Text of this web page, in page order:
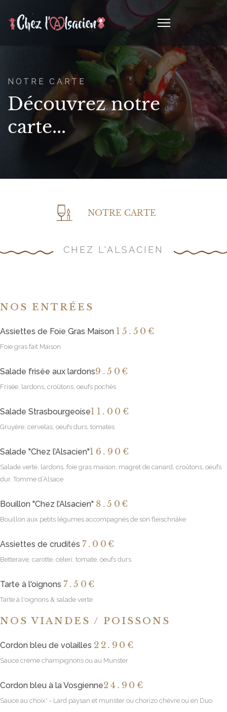
NOTRE CARTE
Découvrez notre
carte...
NOTRE CARTE
CHEZ L'ALSACIEN
NOS ENTRÉES
Assiettes de Foie Gras Maison 15 .50€
Foie gras fait Maison
Salade frisée aux lardons9 .50€
Frisée, lardons, croûtons, oeufs pochés
Salade Strasbourgeoise11 .00€
Gruyère, cervelas, oeufs durs, tomates
Salade "Chez l’Alsacien"16 .90€
Salade verte, lardons, foie gras maison, magret de canard, croûtons, oeufs
dur, Tomme d’Alsace
Bouillon "Chez l’Alsacien" 8 .50€
Bouillon aux petits légumes accompagnés de son fleischnäke
Assiettes de crudités 7.00€
Betterave, carotte, céleri, tomate, oeufs durs
Tarte à l'oignons 7.50€
Tarte à l'oignons & salade verte
NOS VIANDES / POISSONS
Cordon bleu de volailles 22.90€
Sauce crème champignons ou au Munster
Cordon bleu à la Vosgienne24 .90€
Sauce au choix* - Lard paysan et munster ou chorizo chèvre ou en Duo